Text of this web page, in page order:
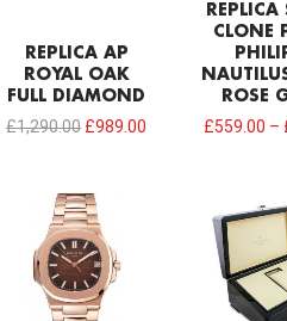
REPLICA AP
ROYAL OAK
FULL DIAMOND
£1,290.00 £989.00
REPLICA
CLONE
ROSE
£559.00 –